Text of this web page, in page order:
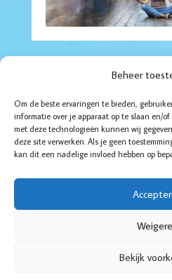
Beheer
Om de beste ervaringen te bieden,
informatie over je apparaat op te slaan en/
met deze technologieën kunnen wij
deze site verwerken. Als je geen
kan dit een nadelige invloed hebben op
Bekijk
Boddaertstraat 32
2522HG Den Haag
© De Balanscoach voor